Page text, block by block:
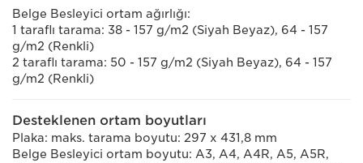
Belge Besleyici ortam ağırlığı:
1 taraflı tarama: 38 - 157 g/m2 (Siyah Beyaz), 64 - 157
g/m2 (Renkli)
2 taraflı tarama: 50 - 157 g/m2 (Siyah Beyaz), 64 - 157
g/m2 (Renkli)
Desteklenen ortam boyutları
Plaka: maks. tarama boyutu: 297 x 431,8 mm
Belge Besleyici ortam boyutu: A3, A4, A4R, A5, A5R,